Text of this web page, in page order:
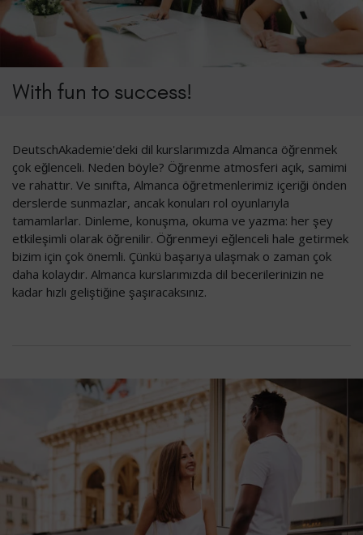
With fun to success!
DeutschAkademie'deki dil kurslarımızda Almanca öğrenmek
çok eğlenceli. Neden böyle? Öğrenme atmosferi açık, samimi
ve rahattır. Ve sınıfta, Almanca öğretmenlerimiz içeriği önden
derslerde sunmazlar, ancak konuları rol oyunlarıyla
tamamlarlar. Dinleme, konuşma, okuma ve yazma: her şey
etkileşimli olarak öğrenilir. Öğrenmeyi eğlenceli hale getirmek
bizim için çok önemli. Çünkü başarıya ulaşmak o zaman çok
daha kolaydır. Almanca kurslarımızda dil becerilerinizin ne
kadar hızlı geliştiğine şaşıracaksınız.